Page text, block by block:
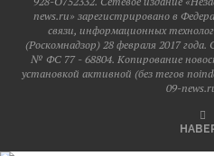
news.ru» зарегистрировано в
связи, информационных
(Роскомнадзор) 28 февраля 2017
№ ФС 77 - 68804. Копирование
установкой активной (без тегов
09-